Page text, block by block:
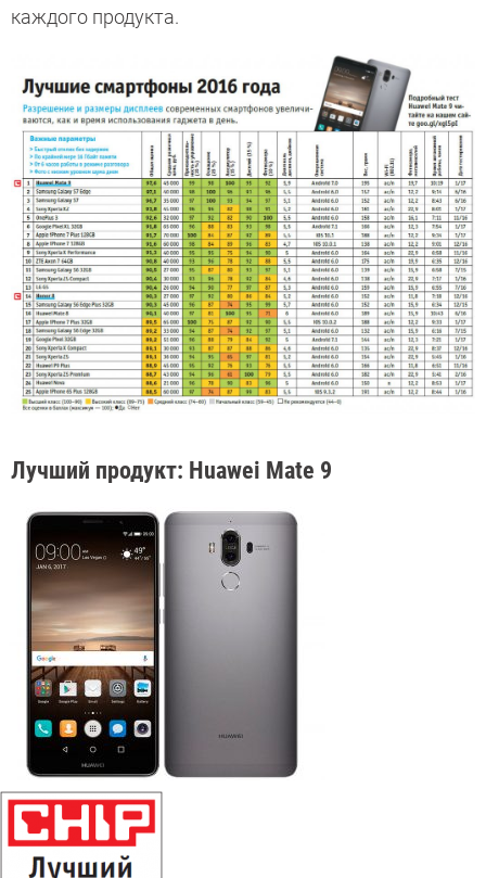
каждого продукта.
Лучший продукт: Huawei Mate 9